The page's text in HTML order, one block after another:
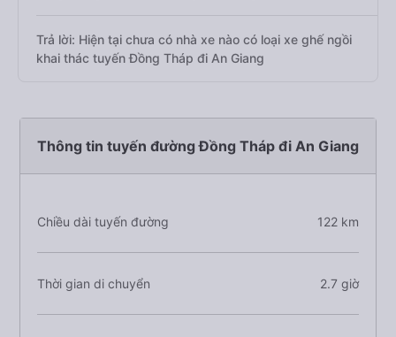
Trả lời: Hiện tại chưa có nhà xe nào có loại xe ghế ngồi
khai thác tuyến Đồng Tháp đi An Giang
Thông tin tuyến đường Đồng Tháp đi An Giang
Chiều dài tuyến đường 122 km
Thời gian di chuyển 2.7 giờ